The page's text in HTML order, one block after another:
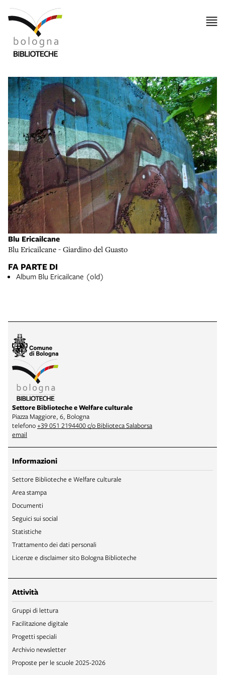
Blu Ericailcane
Blu Ericailcane - Giardino del Guasto
FA PARTE DI
Album Blu Ericailcane (old)
Settore Biblioteche e Welfare culturale
Piazza Maggiore, 6, Bologna
telefono+39 051 2194400 c/o Biblioteca Salaborsa
email
Informazioni
Settore Biblioteche e Welfare culturale
Area stampa
Documenti
Seguici sui social
Statistiche
Trattamento dei dati personali
Licenze e disclaimer sito Bologna Biblioteche
Attività
Gruppi di lettura
Facilitazione digitale
Progetti speciali
Archivio newsletter
Proposte per le scuole 2025-2026